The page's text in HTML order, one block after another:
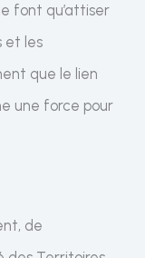
font qu’attiser
et les
que le lien
une force pour
de